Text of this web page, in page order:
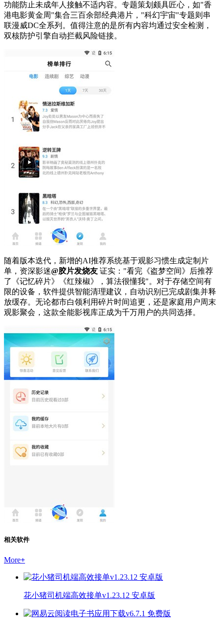
功能防止未成年人接触不适内容。专题策划颇具匠心，如"香
港电影黄金周"集合三百余部经典港片，"科幻宇宙"专题则串
联漫威DC全系列。值得注意的是所有内容均通过安全检测，
双核防护引擎自动拦截风险链接。
随着版本迭代，新增的AI推荐系统基于观影习惯生成定制片
单，资深影迷@胶片发烧友 证实："看完《盗梦空间》后推荐
了《记忆碎片》《红辣椒》，算法很懂我"。对于存储空间有
限的设备，软件提供智能清理建议，自动识别已完成剧集并释
放缓存。无论都市白领利用碎片时间追更，还是家庭用户周末
观影聚会，这款全能影视库正成为千万用户的共同选择。
相关软件
More+
花小猪司机端高效接单v1.23.12 安卓版